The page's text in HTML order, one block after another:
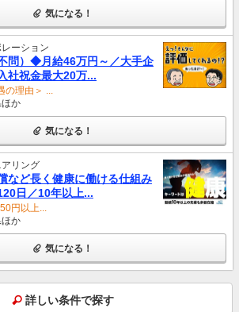
気になる！
ーション
問）◆月給46万円～／大手企
社祝金最大20万...
理由＞ ...
か
気になる！
リング
など長く健康に働ける仕組み
日／10年以上...
円以上...
か
気になる！
詳しい条件で探す